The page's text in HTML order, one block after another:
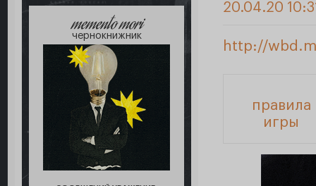
memento mori
чернокнижник
20.04.20
http://
правила
игры